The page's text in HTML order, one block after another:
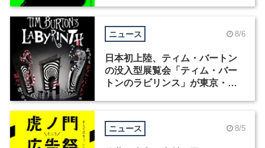
ニュース 8/6
日本初上陸、ティム・バートン
の没入型展覧会「ティム・バー
トンのラビリンス」が東京・豊
ニュース 8/5